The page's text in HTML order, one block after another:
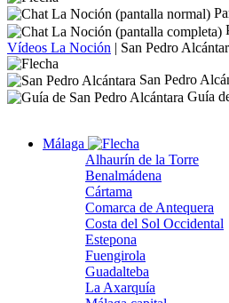
Vídeos La Noción | San Pedro
San Pedro
Guía
Málaga
Alhaurín de la Torre
Benalmádena
Cártama
Comarca de Antequera
Costa del Sol Occidental
Estepona
Fuengirola
Guadalteba
La Axarquía